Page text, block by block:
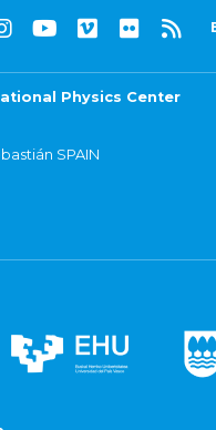
Physics Center
SPAIN